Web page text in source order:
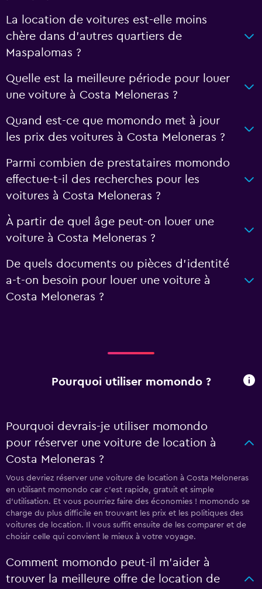
La location de voitures est-elle moins
chère dans d’autres quartiers de
Maspalomas ?
Quelle est la meilleure période pour louer
une voiture à Costa Meloneras ?
Quand est-ce que momondo met à jour
les prix des voitures à Costa Meloneras ?
Parmi combien de prestataires momondo
effectue-t-il des recherches pour les
voitures à Costa Meloneras ?
À partir de quel âge peut-on louer une
voiture à Costa Meloneras ?
De quels documents ou pièces d'identité
a-t-on besoin pour louer une voiture à
Costa Meloneras ?
Pourquoi utiliser momondo ?
Pourquoi devrais-je utiliser momondo
pour réserver une voiture de location à
Costa Meloneras ?
Vous devriez réserver une voiture de location à Costa Meloneras
en utilisant momondo car c'est rapide, gratuit et simple
d'utilisation. Et vous pourriez faire des économies ! momondo se
charge du plus difficile en trouvant les prix et les politiques des
voitures de location. Il vous suffit ensuite de les comparer et de
choisir celle qui convient le mieux à votre voyage.
Comment momondo peut-il m’aider à
trouver la meilleure offre de location de